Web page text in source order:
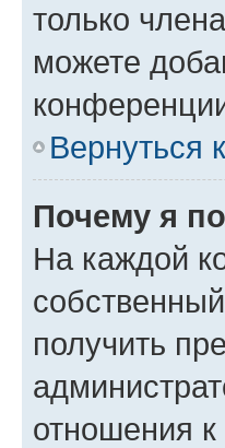
только
можете
Вернуться
Почему я
На каждой
получить
отношения